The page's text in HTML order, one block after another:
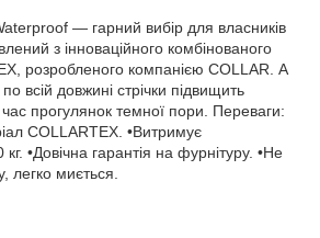
— гарний вибір для власників
з інноваційного комбінованого
розробленого компанією COLLAR. А
всій довжині стрічки підвищить
час прогулянок темної пори. Переваги:
COLLARTEX. •Витримує
•Довічна гарантія на фурнітуру. •Не
легко миється.